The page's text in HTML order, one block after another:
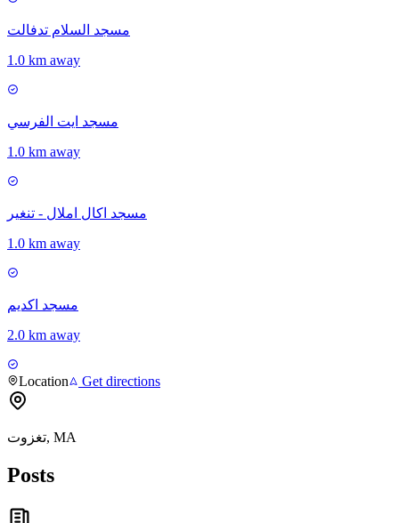
مسجد السلام تدفالت
1.0 km away
مسجد ايت الفرسي
1.0 km away
مسجد اكال املال - تنغير
1.0 km away
مسجد اكديم
2.0 km away
Location Get directions
تغزوت, MA
Posts